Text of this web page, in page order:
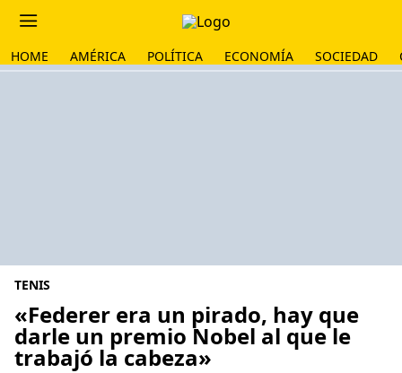
HOME AMÉRICA POLÍTICA ECONOMÍA SOCIEDAD
TENIS
«Federer era un pirado, hay que
darle un premio Nobel al que le
trabajó la cabeza»